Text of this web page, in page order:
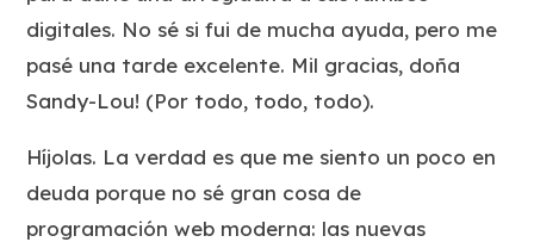
digitales. No sé si fui de mucha ayuda, pero me
pasé una tarde excelente. Mil gracias, doña
Sandy-Lou! (Por todo, todo, todo).
Híjolas. La verdad es que me siento un poco en
deuda porque no sé gran cosa de
programación web moderna: las nuevas